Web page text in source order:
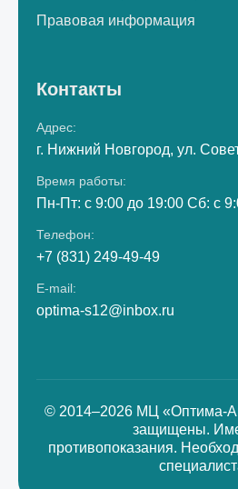
Правовая информация
Контакты
Адрес:
г. Нижний Новгород, ул.
Время работы:
Пн-Пт: с 9:00 до 19:00 Сб: с
Телефон:
+7 (831) 249-49-49
E-mail:
optima-s12@inbox.ru
© 2014–2026 МЦ «Оптима-
защищены.
противопоказания.